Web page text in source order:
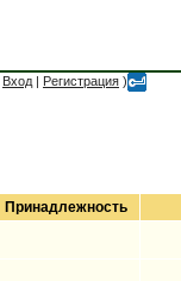
Вход | Регистрация )
Принадлежность